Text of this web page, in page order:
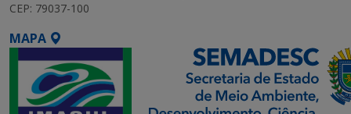
CEP: 79037-100
MAPA